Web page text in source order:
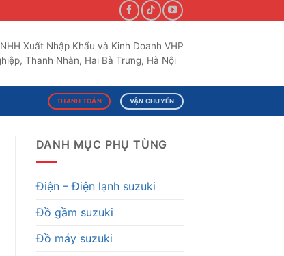
Xuất Nhập Khẩu và Kinh Doanh VHP
Thanh Nhàn, Hai Bà Trưng, Hà Nội
THANH TOÁN VẬN CHUYỂN
DANH MỤC PHỤ TÙNG
Điện – Điện lạnh suzuki
Đồ gầm suzuki
Đồ máy suzuki